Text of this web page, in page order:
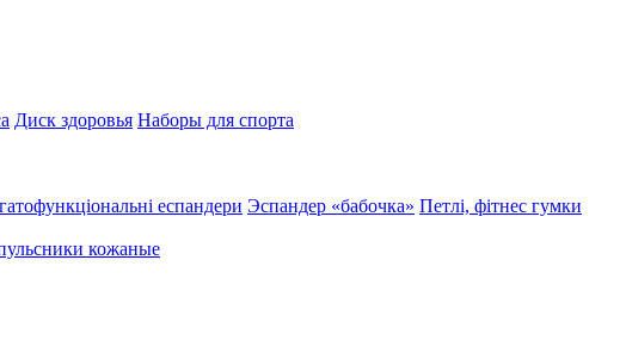
Диск здоровья Наборы для спорта
еспандери Эспандер «бабочка» Петлі, фітнес гумки
кожаные